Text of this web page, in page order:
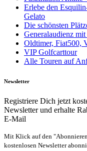
Erlebe den
Gelato
Die schönsten
Generalaudienz mit
Oldtimer, Fiat500,
VIP Golfcarttour
Alle Touren auf
Newsletter
Registriere Dich jetzt
Newsletter und erhalte
E-Mail
Mit Klick auf den
kostenlosen Newsletter